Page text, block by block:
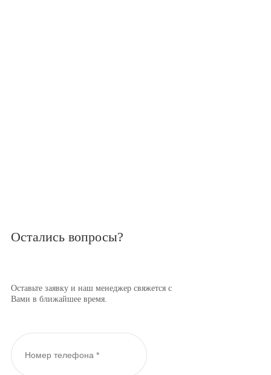
Остались вопросы?
Оставьте заявку и наш менеджер свяжется с
Вами в ближайшее время.